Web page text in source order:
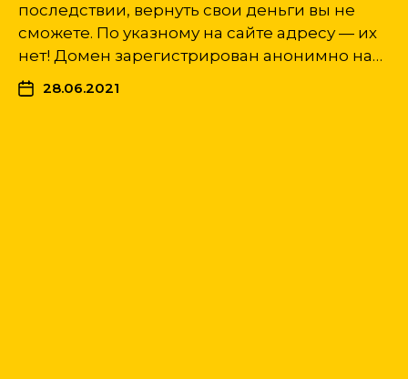
последствии, вернуть свои деньги вы не
сможете. По указному на сайте адресу — их
нет! Домен зарегистрирован анонимно на…
28.06.2021